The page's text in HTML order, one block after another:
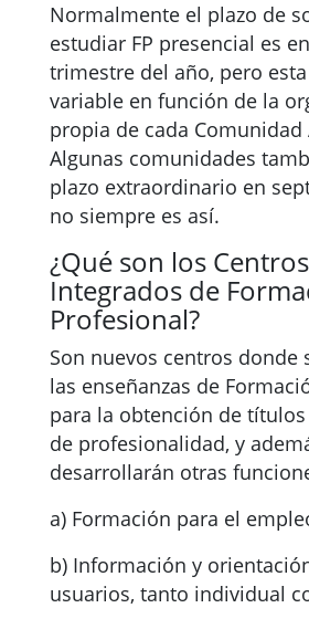
Normalmente el plazo de
estudiar FP presencial es
trimestre del año, pero
variable en función de la
propia de cada
Algunas comunidades
plazo extraordinario en
no siempre es así.
¿Qué son los Centros
Integrados de
Profesional?
Son nuevos centros donde
las enseñanzas de
para la obtención de
de profesionalidad, y
desarrollarán otras
a) Formación para el
b) Información y
usuarios, tanto individual